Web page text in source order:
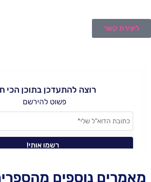
ליצירת קשר
מאמרים נוספים